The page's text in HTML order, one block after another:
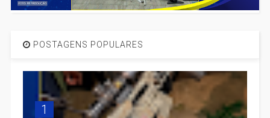
POSTAGENS POPULARES
1